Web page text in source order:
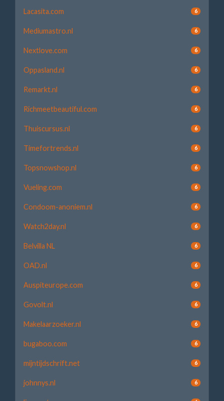
Lacasita.com 6
Mediumastro.nl 6
Nextlove.com 6
Oppasland.nl 6
Remarkt.nl 6
Richmeetbeautiful.com 6
Thuiscursus.nl 6
Timefortrends.nl 6
Topsnowshop.nl 6
Vueling.com 6
Condoom-anoniem.nl 6
Watch2day.nl 6
Belvilla NL 6
OAD.nl 6
Auspiteurope.com 6
Govolt.nl 6
Makelaarzoeker.nl 6
bugaboo.com 6
mijntijdschrift.net 6
johnnys.nl 6